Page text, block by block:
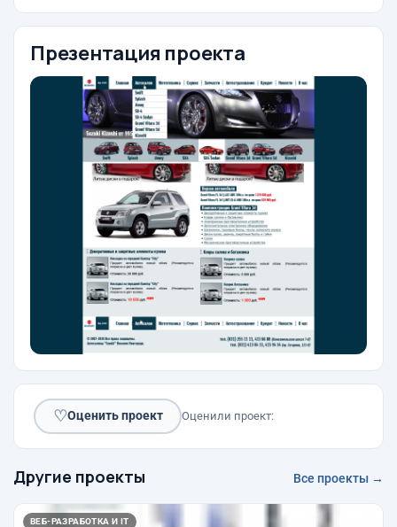
Презентация проекта
♡Оценить проект Оценили проект:
Другие проекты Все проекты →
ВЕБ-РАЗРАБОТКА И IT